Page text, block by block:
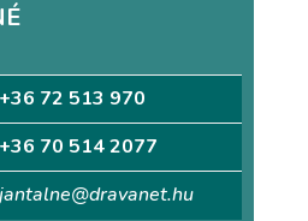
+36 72 513 970
+36 70 514 2077
jantalne@dravanet.hu